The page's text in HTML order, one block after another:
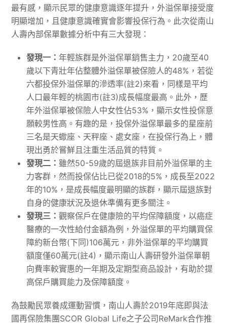
最有感，顯示民眾的健康意識逐年提升，外溢保單接受度
明顯增加，且健康意識確實會影響投保行為。此次從南山
人壽內部保單數據分析中有三大發現：
發現一：年輕族群是外溢保單銷售主力，20歲至40
歲以下青壯年佔整體外溢保單被保險人的48%，若從
六都投保外溢保單的滲透率(註2)來看，同樣是平均
人口最年輕的桃園市(註3)成長幅度最高。此外，歷
年外溢保單被保險人中女性佔53%，顯示女性投保意
願較男性高。有趣的是，投保外溢保單最多的星座前
三名是天蠍座、天秤座、處女座，在投保行為上，體
現出勇於嘗鮮且注重生活品質的特質。
發現二： 雖然50-59歲的屆退族非目前外溢保單的主
力客群，然而投保佔比已從2018的5%，成長至2022
年的10%，是成長幅度最明顯的族群，顯示屆退族對
自身的健康狀況及退休準備有更多關注。
發現三：觀察保戶在健康險的平均保障額度，以癌症
醫療的一次性給付金額為例，外溢保單的平均購買保
障約新台幣(下同)106萬元，非外溢保單的平均購買
額度僅60萬元(註4)，顯示南山人壽研發外溢保單朝
向費率較實惠的一年期及定期型商品設計，有助於提
高保戶購買能力及保障額度。
為鼓勵民眾養成運動習慣，南山人壽於2019年底即與法
國再保險集團SCOR Global Life之子公司ReMark合作推